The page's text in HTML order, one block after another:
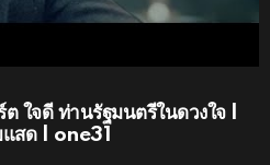
จดี ท่านรัฐมนตรีในดวงใจ |
สด | one31